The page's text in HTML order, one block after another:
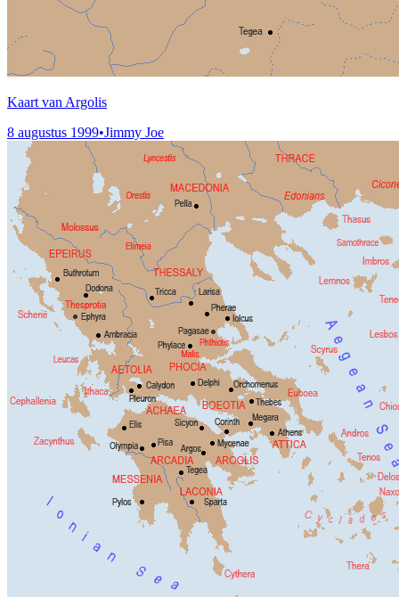
Kaart van Argolis
8 augustus 1999•Jimmy Joe